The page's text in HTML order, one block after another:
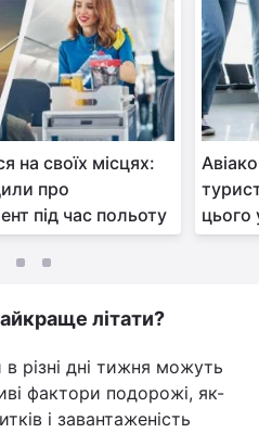
на своїх місцях:
про
під час польоту
цього
літати?
в різні дні тижня можуть
фактори подорожі, як-
і завантаженість